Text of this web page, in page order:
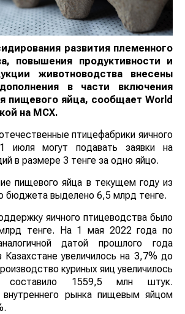
развития племенного
повышения продуктивности и
животноводства внесены
в части включения
пищевого яйца, сообщает World
на МСХ.
птицефабрики яичного
июля могут подавать заявки на
в размере 3 тенге за одно яйцо.
пищевого яйца в текущем году из
бюджета выделено 6,5 млрд тенге.
яичного птицеводства было
тенге. На 1 мая 2022 года по
датой прошлого года
Казахстане увеличилось на 3,7% до
куриных яиц увеличилось
1559,5 млн штук.
внутреннего рынка пищевым яйцом